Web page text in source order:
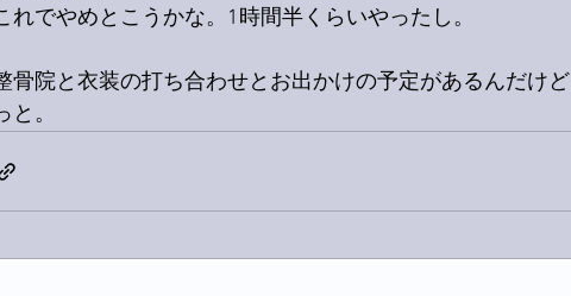
れでやめとこうかな。1時間半くらいやったし。
骨院と衣装の打ち合わせとお出かけの予定があるんだけ
。